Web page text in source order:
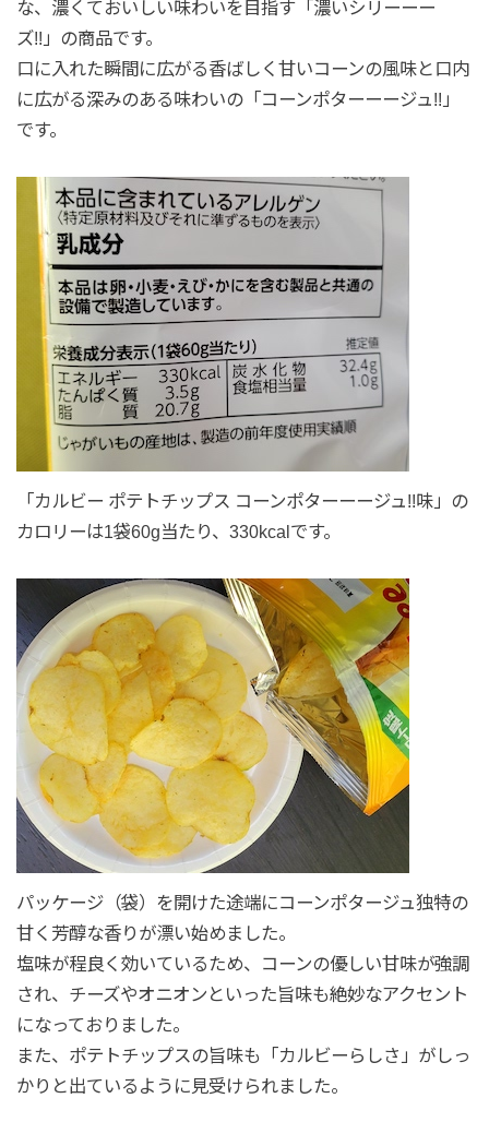
な、濃くておいしい味わいを目指す「濃いシリーーー
ズ!!」の商品です。
口に入れた瞬間に広がる香ばしく甘いコーンの風味と口内
に広がる深みのある味わいの「コーンポターーージュ!!」
です。
「カルビー ポテトチップス コーンポターーージュ!!味」の
カロリーは1袋60g当たり、330kcalです。
パッケージ（袋）を開けた途端にコーンポタージュ独特の
甘く芳醇な香りが漂い始めました。
塩味が程良く効いているため、コーンの優しい甘味が強調
され、チーズやオニオンといった旨味も絶妙なアクセント
になっておりました。
また、ポテトチップスの旨味も「カルビーらしさ」がしっ
かりと出ているように見受けられました。